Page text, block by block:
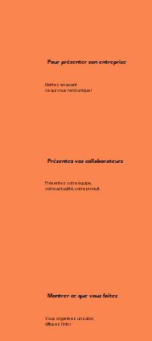
Pour présenter son entreprise
Mettez en avant
ce qui vous rend unique !
Présentez vos collaborateurs
Présentez votre équipe,
votre actualité, votre produit.
Montrer ce que vous faites
Vous organisez un salon,
diffusez l'info !